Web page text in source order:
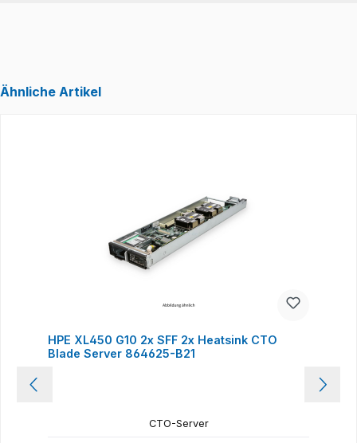
Ähnliche Artikel
HPE XL450 G10 2x SFF 2x Heatsink CTO
Blade Server 864625-B21
CTO-Server